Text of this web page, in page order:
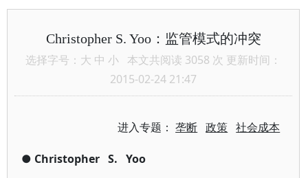
Christopher S. Yoo：监管模式的冲突
选择字号： 大 中 小 本文共阅读 3058 次 更新时间：
2015-02-24 21:47
进入专题：垄断 政策 社会成本
● Christopher S. Yoo